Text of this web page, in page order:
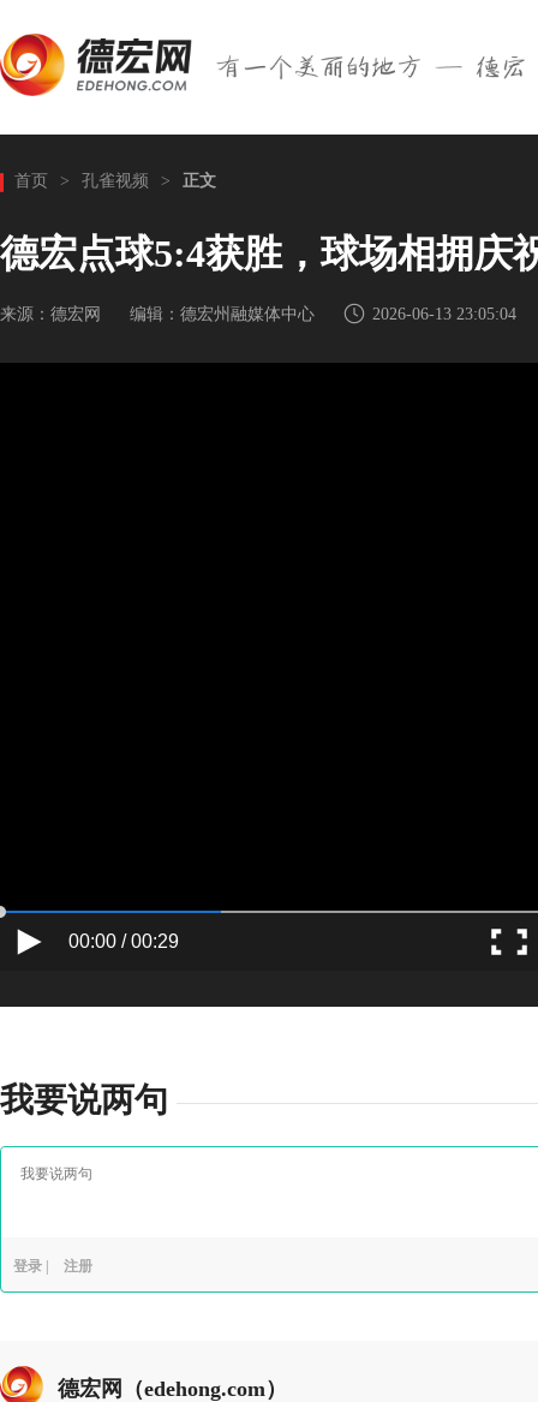
首页 > 孔雀视频 > 正文
德宏点球5:4获胜，球场相拥庆
来源：德宏网 编辑：德宏州融媒体中心 2026-06-13 23:05:04
00:00 / 00:29
我要说两句
登录 注册
德宏网（edehong.com）